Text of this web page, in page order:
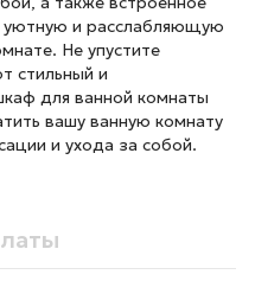
уютную и расслабляющую
Не упустите
стильный и
для ванной комнаты
вашу ванную комнату
и ухода за собой.